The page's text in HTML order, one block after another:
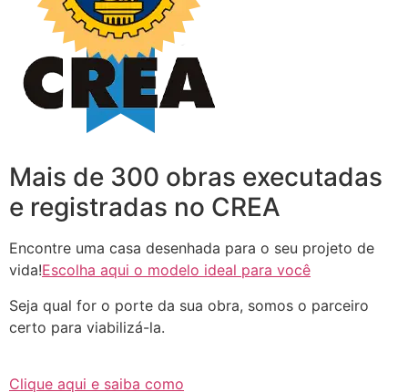
Mais de 300 obras executadas
e registradas no CREA
Encontre uma casa desenhada para o seu projeto de
vida!Escolha aqui o modelo ideal para você
Seja qual for o porte da sua obra, somos o parceiro
certo para viabilizá-la.
Clique aqui e saiba como